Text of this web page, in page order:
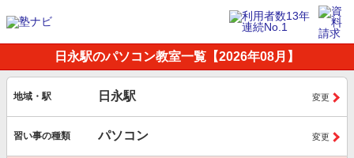
日永駅のパソコン教室一覧【2026年08月】
地域・駅 日永駅 変更
習い事の種類 パソコン 変更